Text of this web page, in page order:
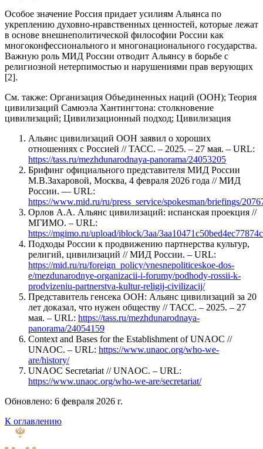
Особое значение Россия придает усилиям Альянса по
укреплению духовно-нравственных ценностей, которые лежат
в основе внешнеполитической философии России как
многоконфессионального и многонационального государства.
Важную роль МИД России отводит Альянсу в борьбе с
религиозной нетерпимостью и нарушениями прав верующих
[2].
См. также: Организация Объединенных наций (ООН); Теория
цивилизаций Самюэла Хантингтона: столкновение
цивилизаций; Цивилизационный подход; Цивилизация
Альянс цивилизаций ООН заявил о хороших
отношениях с Россией // ТАСС. – 2025. – 27 мая. – URL:
https://tass.ru/mezhdunarodnaya-panorama/24053205
Брифинг официального представителя МИД России
М.В.Захаровой, Москва, 4 февраля 2026 года // МИД
России. –– URL:
https://www.mid.ru/ru/press_service/spokesman/briefings/
Орлов А.А. Альянс цивилизаций: испанская проекция //
МГИМО. – URL:
https://mgimo.ru/upload/iblock/3aa/
Подходы России к продвижению партнерства культур,
религий, цивилизаций // МИД России. – URL:
https://mid.ru/ru/foreign_policy/vnesnepoliticeskoe-dos-
e/mezdunarodnye-organizacii-i-forumy/podhody-rossii-k-
prodvizeniu-partnerstva-kultur-religij-civilizacij/
Представитель генсека ООН: Альянс цивилизаций за 20
лет доказал, что нужен обществу // ТАСС. – 2025. – 27
мая. – URL: https://tass.ru/mezhdunarodnaya-
panorama/24054159
Context and Bases for the Establishment of UNAOC //
UNAOC. – URL: https://www.unaoc.org/who-we-
are/history/
UNAOC Secretariat // UNAOC. – URL:
https://www.unaoc.org/who-we-are/secretariat/
Обновлено: 6 февраля 2026 г.
К оглавлению